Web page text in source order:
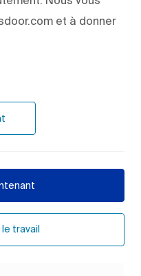
et à donner
travail